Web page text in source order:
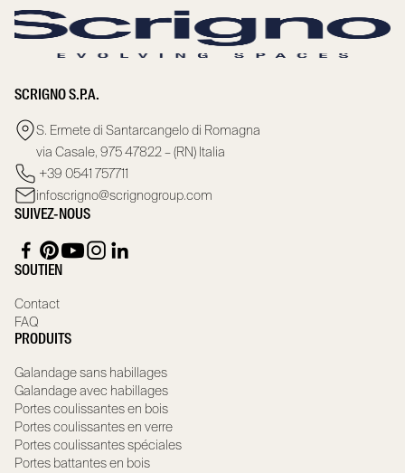
SCRIGNO S.P.A.
S. Ermete di Santarcangelo di Romagna
via Casale, 975 47822 – (RN) Italia
+39 0541 757711
infoscrigno@scrignogroup.com
SUIVEZ-NOUS
SOUTIEN
Contact
FAQ
PRODUITS
Galandage sans habillages
Galandage avec habillages
Portes coulissantes en bois
Portes coulissantes en verre
Portes coulissantes spéciales
Portes battantes en bois